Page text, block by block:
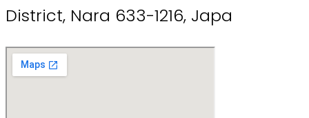
District, Nara 633-1216, Japa